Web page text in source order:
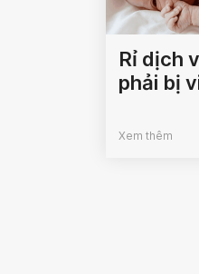
Rỉ dịch
phải bị
Xem thêm